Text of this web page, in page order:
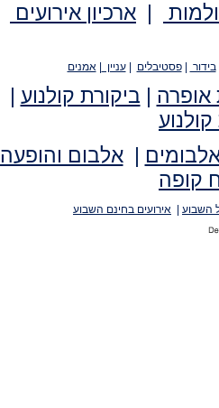
| ארכיון אירועים
בידור |פסטיבלים |עניין |אמנים
אופרה | ביקורת קולנוע
קולנוע
|אלבום והופעה
קופה
השבוע אירועים בחינם השבוע